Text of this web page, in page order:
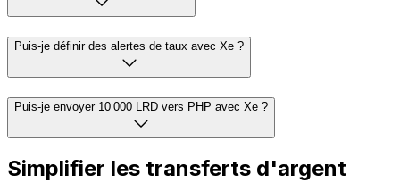
Puis-je définir des alertes de taux avec Xe ?
Puis-je envoyer 10 000 LRD vers PHP avec Xe ?
Simplifier les transferts d'argent